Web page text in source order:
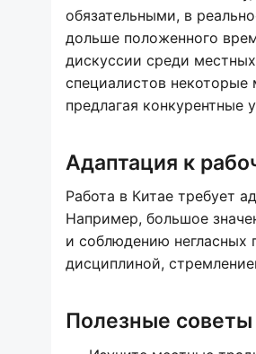
обязательными, в
дольше положенного
дискуссии среди
специалистов
предлагая конкурентные
Адаптация к
Работа в Китае требует
Например, большое
и соблюдению негласных
дисциплиной,
Полезные